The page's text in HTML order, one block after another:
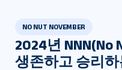
NO NUT NOVEMBER
2024년 NNN(No
생존하고 승리하